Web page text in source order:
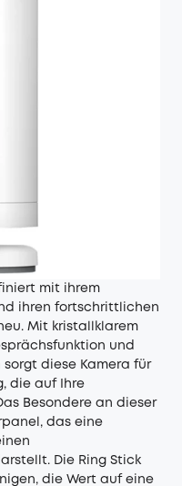
mit ihrem
ihren fortschrittlichen
Mit kristallklarem
und
diese Kamera für
die auf Ihre
Besondere an dieser
das eine
Die Ring Stick
die Wert auf eine